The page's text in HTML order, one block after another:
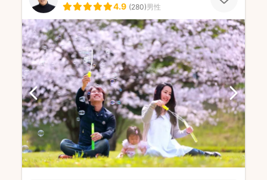
4.9 (280)男性